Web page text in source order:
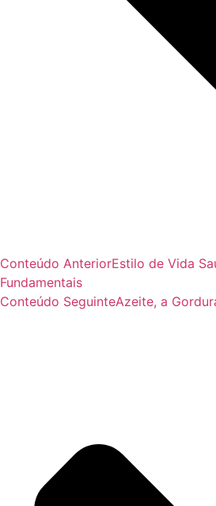
Conteúdo AnteriorEstilo de Vida
Fundamentais
Conteúdo SeguinteAzeite, a